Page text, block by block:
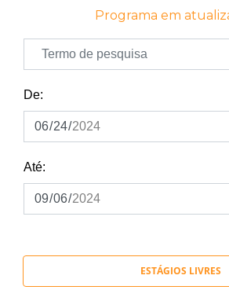
Programa em
De:
Até:
ESTÁGIOS LIVRES